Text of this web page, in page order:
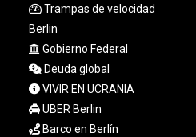
RWF
1694.978938
SBD 9.325039
SCR 16.705092
SDG 694.263698
SEK 10.961095
SGD 1.477661
Trampas de velocidad
Berlin
Gobierno Federal
Deuda global
VIVIR EN UCRANIA
UBER Berlin
Barco en Berlín